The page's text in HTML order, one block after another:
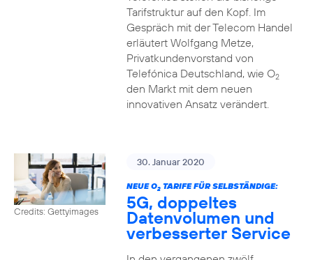
Tarifstruktur auf den Kopf. Im
Gespräch mit der Telecom Handel
erläutert Wolfgang Metze,
Privatkundenvorstand von
Telefónica Deutschland, wie O2
den Markt mit dem neuen
innovativen Ansatz verändert.
Credits: Gettyimages
30. Januar 2020
NEUE O2TARIFE FÜR SELBSTÄNDIGE:
5G, doppeltes
Datenvolumen und
verbesserter Service